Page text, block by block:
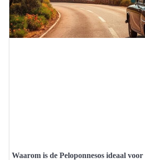
Waarom is de Peloponnesos ideaal